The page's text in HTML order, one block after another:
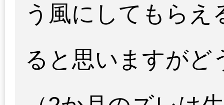
う風にしてもらえ
ると思いますがど